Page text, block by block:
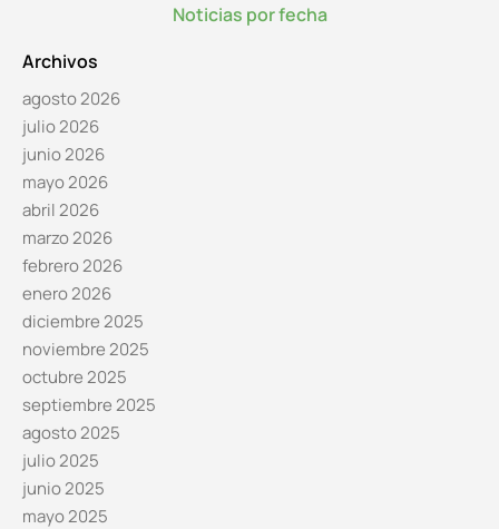
Noticias por fecha
Archivos
agosto 2026
julio 2026
junio 2026
mayo 2026
abril 2026
marzo 2026
febrero 2026
enero 2026
diciembre 2025
noviembre 2025
octubre 2025
septiembre 2025
agosto 2025
julio 2025
junio 2025
mayo 2025